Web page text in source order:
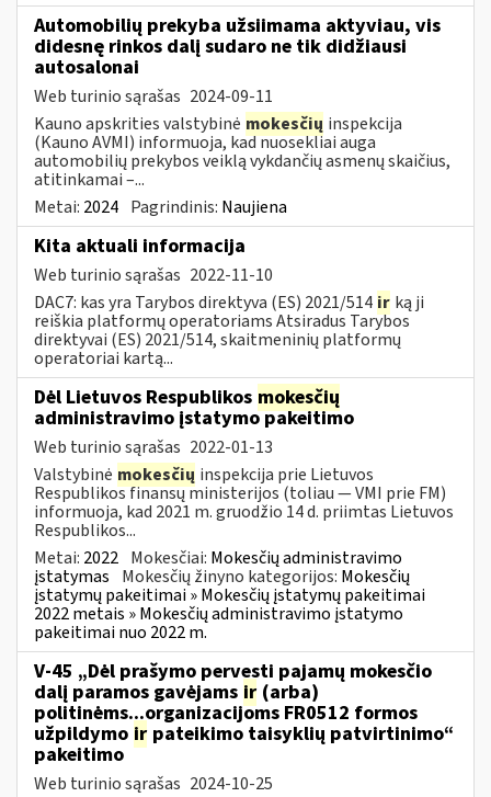
Automobilių prekyba užsiimama aktyviau, vis
didesnę rinkos dalį sudaro ne tik didžiausi
autosalonai
Web turinio sąrašas 2024-09-11
Kauno apskrities valstybinė mokesčių inspekcija
(Kauno AVMI) informuoja, kad nuosekliai auga
automobilių prekybos veiklą vykdančių asmenų skaičius,
atitinkamai –...
Metai: 2024 Pagrindinis: Naujiena
Kita aktuali informacija
Web turinio sąrašas 2022-11-10
DAC7: kas yra Tarybos direktyva (ES) 2021/514 ir ką ji
reiškia platformų operatoriams Atsiradus Tarybos
direktyvai (ES) 2021/514, skaitmeninių platformų
operatoriai kartą...
Dėl Lietuvos Respublikos mokesčių
administravimo įstatymo pakeitimo
Web turinio sąrašas 2022-01-13
Valstybinė mokesčių inspekcija prie Lietuvos
Respublikos finansų ministerijos (toliau — VMI prie FM)
informuoja, kad 2021 m. gruodžio 14 d. priimtas Lietuvos
Respublikos...
Metai: 2022 Mokesčiai: Mokesčių administravimo
įstatymas Mokesčių žinyno kategorijos: Mokesčių
įstatymų pakeitimai » Mokesčių įstatymų pakeitimai
2022 metais » Mokesčių administravimo įstatymo
pakeitimai nuo 2022 m.
V-45 „Dėl prašymo pervesti pajamų mokesčio
dalį paramos gavėjams ir (arba)
politinėms...organizacijoms FR0512 formos
užpildymo ir pateikimo taisyklių patvirtinimo“
pakeitimo
Web turinio sąrašas 2024-10-25